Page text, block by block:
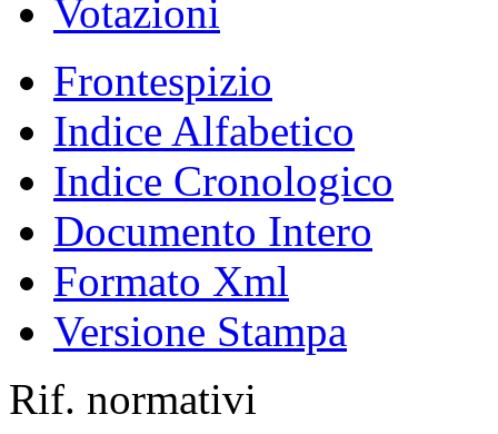
Votazioni
Frontespizio
Indice Alfabetico
Indice Cronologico
Documento Intero
Formato Xml
Versione Stampa
Rif. normativi